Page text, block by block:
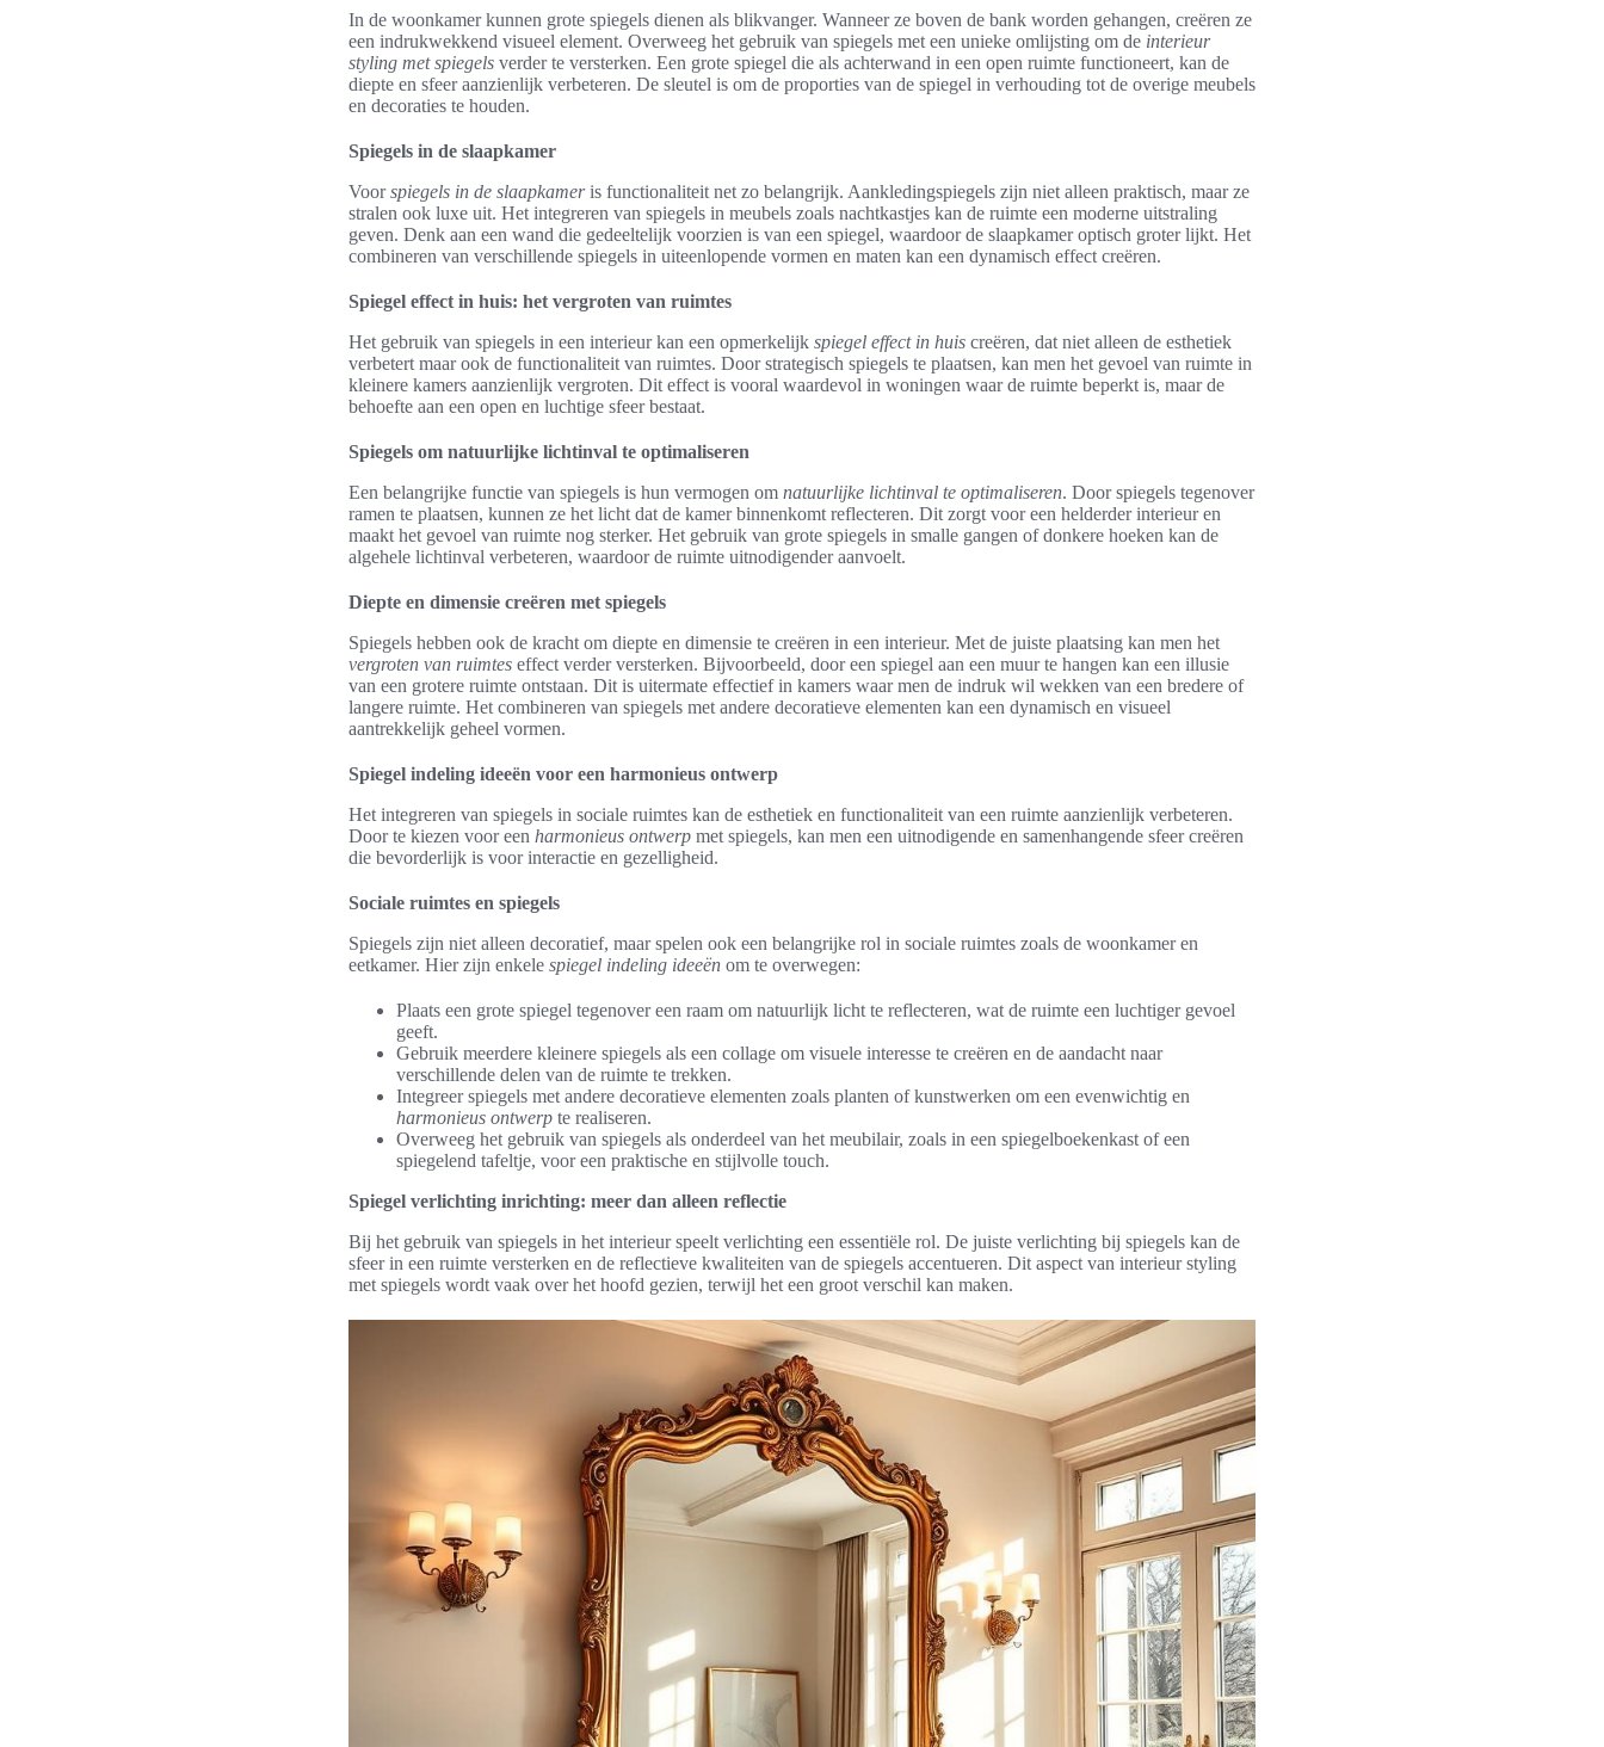
In de woonkamer kunnen grote spiegels dienen als blikvanger. Wanneer ze boven de bank worden gehangen, creëren ze
een indrukwekkend visueel element. Overweeg het gebruik van spiegels met een unieke omlijsting om de interieur
styling met spiegels verder te versterken. Een grote spiegel die als achterwand in een open ruimte functioneert, kan de
diepte en sfeer aanzienlijk verbeteren. De sleutel is om de proporties van de spiegel in verhouding tot de overige meubels
en decoraties te houden.
Spiegels in de slaapkamer
Voorspiegels in de slaapkameris functionaliteit net zo belangrijk. Aankledingspiegels zijn niet alleen praktisch, maar ze
stralen ook luxe uit. Het integreren van spiegels in meubels zoals nachtkastjes kan de ruimte een moderne uitstraling
geven. Denk aan een wand die gedeeltelijk voorzien is van een spiegel, waardoor de slaapkamer optisch groter lijkt. Het
combineren van verschillende spiegels in uiteenlopende vormen en maten kan een dynamisch effect creëren.
Spiegel effect in huis: het vergroten van ruimtes
Het gebruik van spiegels in een interieur kan een opmerkelijk spiegel effect in huis creëren, dat niet alleen de esthetiek
verbetert maar ook de functionaliteit van ruimtes. Door strategisch spiegels te plaatsen, kan men het gevoel van ruimte in
kleinere kamers aanzienlijk vergroten. Dit effect is vooral waardevol in woningen waar de ruimte beperkt is, maar de
behoefte aan een open en luchtige sfeer bestaat.
Spiegels om natuurlijke lichtinval te optimaliseren
Een belangrijke functie van spiegels is hun vermogen om natuurlijke lichtinval te optimaliseren. Door spiegels tegenover
ramen te plaatsen, kunnen ze het licht dat de kamer binnenkomt reflecteren. Dit zorgt voor een helderder interieur en
maakt het gevoel van ruimte nog sterker. Het gebruik van grote spiegels in smalle gangen of donkere hoeken kan de
algehele lichtinval verbeteren, waardoor de ruimte uitnodigender aanvoelt.
Diepte en dimensie creëren met spiegels
Spiegels hebben ook de kracht om diepte en dimensie te creëren in een interieur. Met de juiste plaatsing kan men het
vergroten van ruimtes effect verder versterken. Bijvoorbeeld, door een spiegel aan een muur te hangen kan een illusie
van een grotere ruimte ontstaan. Dit is uitermate effectief in kamers waar men de indruk wil wekken van een bredere of
langere ruimte. Het combineren van spiegels met andere decoratieve elementen kan een dynamisch en visueel
aantrekkelijk geheel vormen.
Spiegel indeling ideeën voor een harmonieus ontwerp
Het integreren van spiegels in sociale ruimtes kan de esthetiek en functionaliteit van een ruimte aanzienlijk verbeteren.
Door te kiezen voor een harmonieus ontwerp met spiegels, kan men een uitnodigende en samenhangende sfeer creëren
die bevorderlijk is voor interactie en gezelligheid.
Sociale ruimtes en spiegels
Spiegels zijn niet alleen decoratief, maar spelen ook een belangrijke rol in sociale ruimtes zoals de woonkamer en
eetkamer. Hier zijn enkele spiegel indeling ideeën om te overwegen:
Plaats een grote spiegel tegenover een raam om natuurlijk licht te reflecteren, wat de ruimte een luchtiger gevoel
geeft.
Gebruik meerdere kleinere spiegels als een collage om visuele interesse te creëren en de aandacht naar
verschillende delen van de ruimte te trekken.
Integreer spiegels met andere decoratieve elementen zoals planten of kunstwerken om een evenwichtig en
harmonieus ontwerp te realiseren.
Overweeg het gebruik van spiegels als onderdeel van het meubilair, zoals in een spiegelboekenkast of een
spiegelend tafeltje, voor een praktische en stijlvolle touch.
Spiegel verlichting inrichting: meer dan alleen reflectie
Bij het gebruik van spiegels in het interieur speelt verlichting een essentiële rol. De juiste verlichting bij spiegels kan de
sfeer in een ruimte versterken en de reflectieve kwaliteiten van de spiegels accentueren. Dit aspect van interieur styling
met spiegels wordt vaak over het hoofd gezien, terwijl het een groot verschil kan maken.